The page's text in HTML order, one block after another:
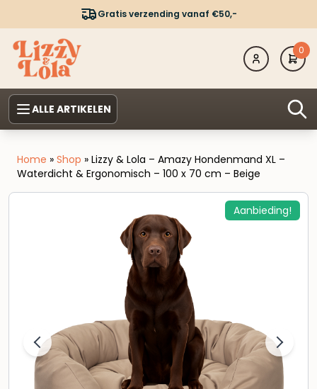
Gratis verzending vanaf €50,-
0
ALLE ARTIKELEN
Home » Shop » Lizzy & Lola – Amazy Hondenmand XL –
Waterdicht & Ergonomisch – 100 x 70 cm – Beige
Aanbieding!